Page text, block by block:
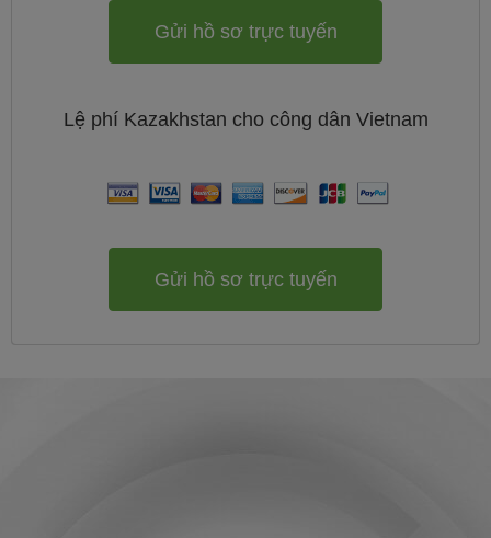
Gửi hồ sơ trực tuyến
Lệ phí Kazakhstan cho công dân Vietnam
Gửi hồ sơ trực tuyến